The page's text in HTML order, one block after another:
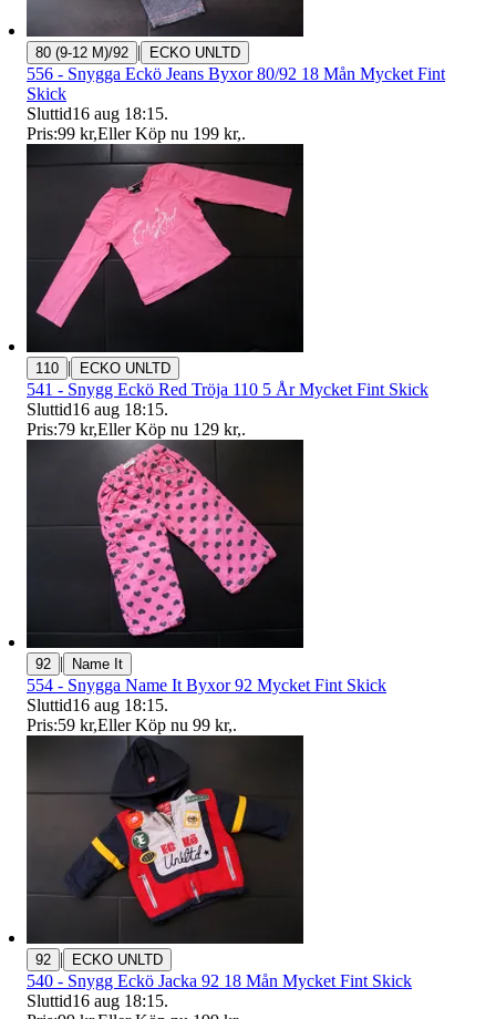
80 (9-12 M)/92 | ECKO UNLTD
556 - Snygga Eckö Jeans Byxor 80/92 18 Mån Mycket Fint
Skick
Sluttid16 aug 18:15.
Pris:99 kr,Eller Köp nu 199 kr,.
110 | ECKO UNLTD
541 - Snygg Eckö Red Tröja 110 5 År Mycket Fint Skick
Sluttid16 aug 18:15.
Pris:79 kr,Eller Köp nu 129 kr,.
92 | Name It
554 - Snygga Name It Byxor 92 Mycket Fint Skick
Sluttid16 aug 18:15.
Pris:59 kr,Eller Köp nu 99 kr,.
92 | ECKO UNLTD
540 - Snygg Eckö Jacka 92 18 Mån Mycket Fint Skick
Sluttid16 aug 18:15.